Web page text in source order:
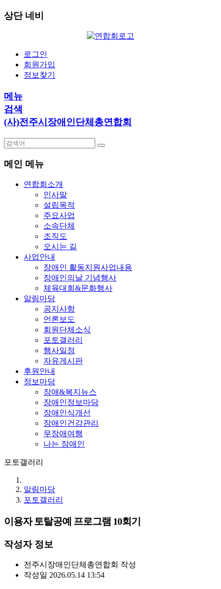
상단 네비
로그인
회원가입
정보찾기
메뉴
검색
(사)전주시장애인단체총연합회
메인 메뉴
연합회소개
인사말
설립목적
주요사업
소속단체
조직도
오시는 길
사업안내
장애인 활동지원사업내용
장애인의날 기념행사
체육대회&문화행사
알림마당
공지사항
언론보도
회원단체소식
포토갤러리
행사일정
자유게시판
후원안내
정보마당
장애&복지뉴스
장애인정보마당
장애인식개선
장애인건강관리
무장애여행
나는 장애인
포토갤러리
알림마당
포토갤러리
이용자 토탈공예 프로그램 10회기
작성자 정보
전주시장애인단체총연합회 작성
작성일 2026.05.14 13:54